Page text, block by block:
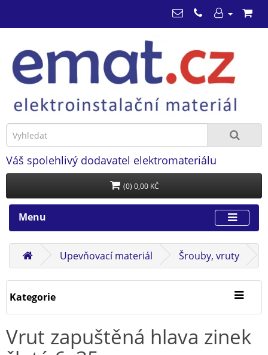
Váš spolehlivý dodavatel elektromateriálu
(0) 0,00 KČ
Menu
Upevňovací materiál Šrouby, vruty
Kategorie
Vrut zapuštěná hlava zinek